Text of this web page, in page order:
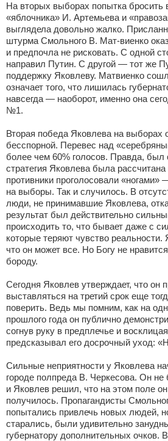
На вторых выборах попытка бросить
«яблочника» И. Артемьева и
выглядела довольно жалко.
штурма Смольного В. Мат-виенко
и предпочла не рисковать. С одной
направил Путин. С другой — тот же
поддержку Яковлеву. Матвиенко
означает того, что лишилась
навсегда — наоборот, именно она
№1.
Вторая победа Яковлева на выборах
бесспорной. Перевес над
более чем 60% голосов. Правда,
стратегия Яковлева была
противники проголосовали
на выборы. Так и случилось. В
люди, не принимавшие Яковлева,
результат был действительно
происходить то, что бывает даже с
которые теряют чувство реальности.
что он может все. Но Богу не
бороду.
Сегодня Яковлев утверждает, что он
выставляться на третий срок еще
поверить. Ведь мы помним, как на
прошлого года он публично
согнув руку в предплечье и
предсказывал его досрочный уход:
Сильные неприятности у Яковлева
городе полпреда В. Черкесова. Он
и Яковлев решил, что на этом поле
получилось. Пропагандисты
попытались привлечь новых людей,
старались, были удивительно
губернатору дополнительных очков.